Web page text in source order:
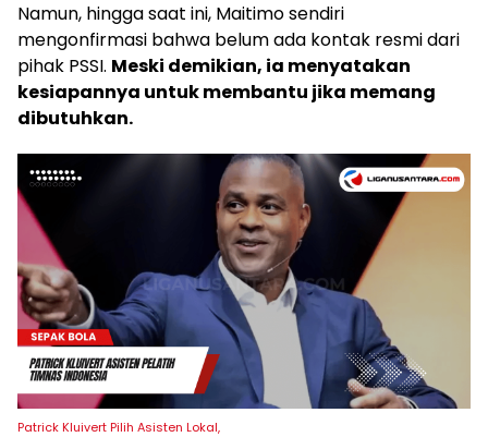
Namun, hingga saat ini, Maitimo sendiri
mengonfirmasi bahwa belum ada kontak resmi dari
pihak PSSI. Meski demikian, ia menyatakan
kesiapannya untuk membantu jika memang
dibutuhkan.
Patrick Kluivert Pilih Asisten Lokal,